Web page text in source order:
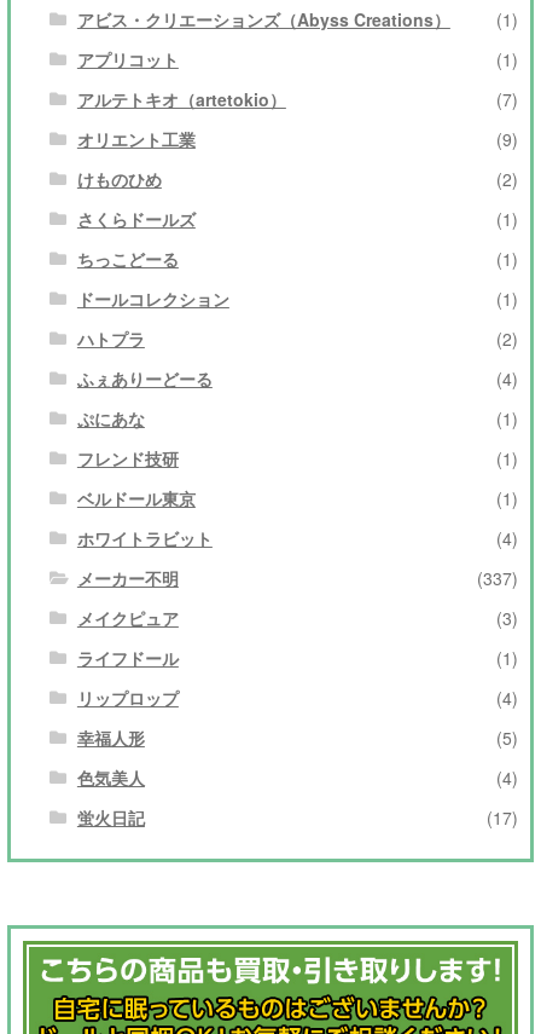
アビス・クリエーションズ（Abyss Creations）
(1)
アプリコット
(1)
アルテトキオ（artetokio）
(7)
オリエント工業
(9)
けものひめ
(2)
さくらドールズ
(1)
ちっこどーる
(1)
ドールコレクション
(1)
ハトプラ
(2)
ふぇありーどーる
(4)
ぷにあな
(1)
フレンド技研
(1)
ベルドール東京
(1)
ホワイトラビット
(4)
メーカー不明
(337)
メイクピュア
(3)
ライフドール
(1)
リップロップ
(4)
幸福人形
(5)
色気美人
(4)
蛍火日記
(17)